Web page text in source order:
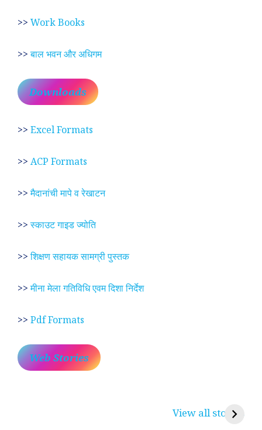
>> Work Books
>>बाल भवन और अधिगम
Downloads
>> Excel Formats
>> ACP Formats
>>मैदानांची मापे व रेखाटन
>>स्काउट गाइड ज्योति
>>शिक्षण सहायक सामग्री पुस्तक
>>मीना मेला गतिविधि एवम दिशा निर्देश
>> Pdf Formats
Web Stories
View all stories
रामसा पीर, रुणेचा रा